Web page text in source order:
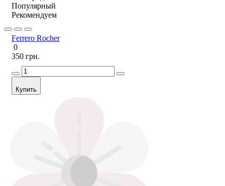
Популярный
Рекомендуем
Ferrero Rocher
0
350 грн.
Купить